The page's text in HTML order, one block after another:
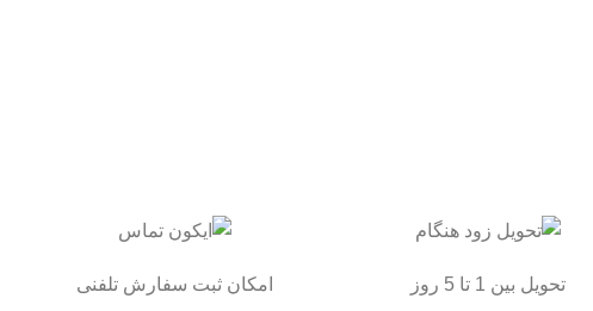
تحویل بین 1 تا 5 روز امکان ثبت سفارش تلفنی